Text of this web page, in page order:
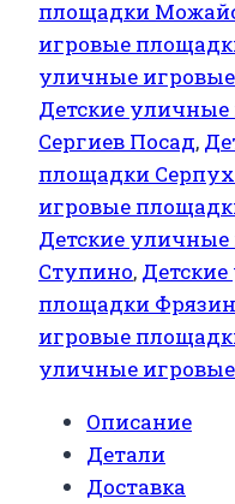
площадки
игровые
уличные
Детские
Сергиев Посад,
площадки
игровые
Детские
Ступино,
площадки
игровые
уличные
Описание
Детали
Доставка